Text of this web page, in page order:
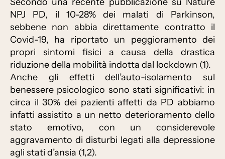
Secondo una recente pubblicazione su Nature
NPJ PD, il 10-28% dei malati di Parkinson,
sebbene non abbia direttamente contratto il
Covid-19, ha riportato un peggioramento dei
propri sintomi fisici a causa della drastica
riduzione della mobilità indotta dal lockdown (1).
Anche gli effetti dell’auto-isolamento sul
benessere psicologico sono stati significativi: in
circa il 30% dei pazienti affetti da PD abbiamo
infatti assistito a un netto deterioramento dello
stato emotivo, con un considerevole
aggravamento di disturbi legati alla depressione
agli stati d’ansia (1,2).